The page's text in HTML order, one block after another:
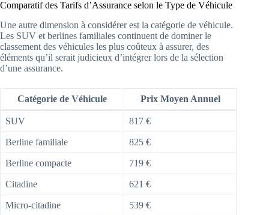
Comparatif des Tarifs d’Assurance selon le Type de Véhicule
Une autre dimension à considérer est la catégorie de véhicule.
Les SUV et berlines familiales continuent de dominer le
classement des véhicules les plus coûteux à assurer, des
éléments qu’il serait judicieux d’intégrer lors de la sélection
d’une assurance.
Catégorie de Véhicule Prix Moyen Annuel
SUV 817 €
Berline familiale 825 €
Berline compacte 719 €
Citadine 621 €
Micro-citadine
539 €